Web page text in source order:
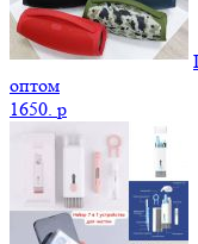
оптом
1650. p